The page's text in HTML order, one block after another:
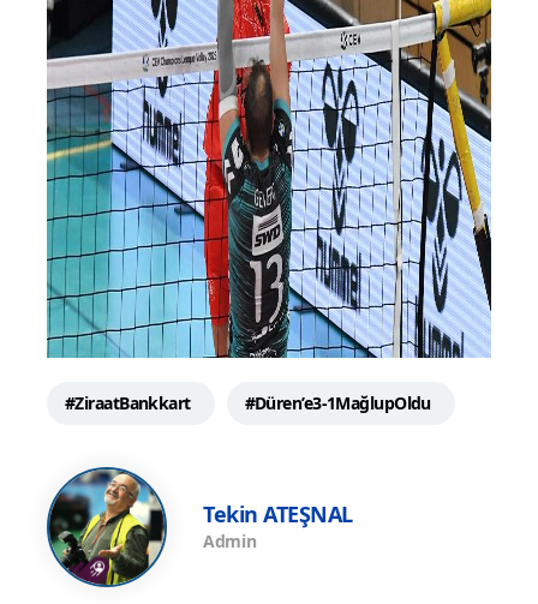
#ZiraatBankkart #Düren’e3-1MağlupOldu
Tekin ATEŞNAL
Admin